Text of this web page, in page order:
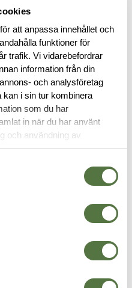
att anpassa innehållet och
funktioner för
trafik. Vi vidarebefordrar
information från din
och analysföretag
i sin tur kombinera
som du har
in när du har använt
och användning av
personalisering av